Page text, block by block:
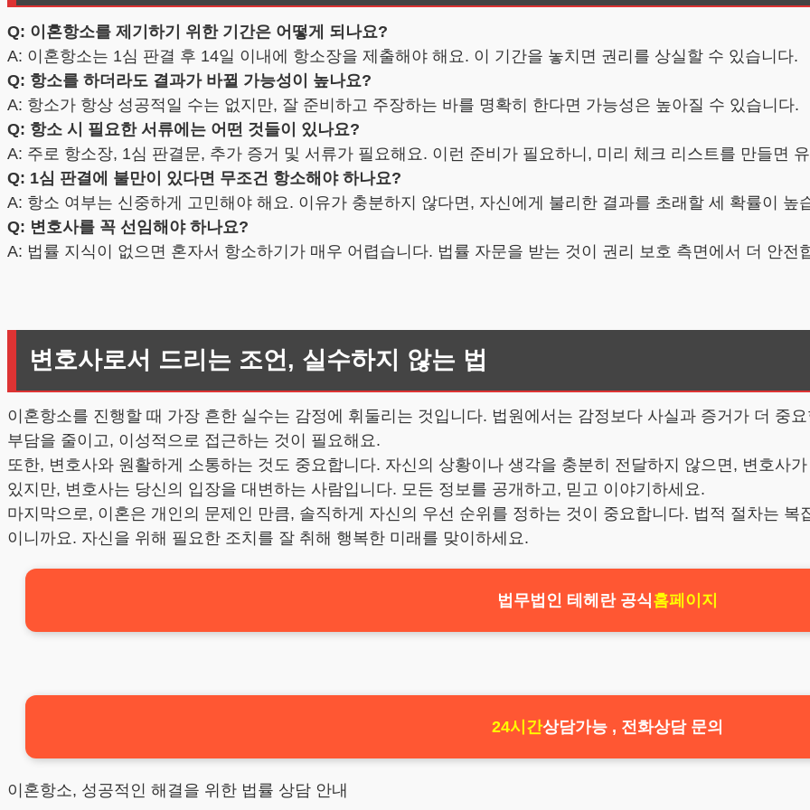
Q: 이혼항소를 제기하기 위한 기간은 어떻게 되나요?
A: 이혼항소는 1심 판결 후 14일 이내에 항소장을 제출해야 해요. 이 기간을 놓치면 권리를 상실할 수 있습니다.
Q: 항소를 하더라도 결과가 바뀔 가능성이 높나요?
A: 항소가 항상 성공적일 수는 없지만, 잘 준비하고 주장하는 바를 명확히 한다면 가능성은 높아질 수 있습니다.
Q: 항소 시 필요한 서류에는 어떤 것들이 있나요?
A: 주로 항소장, 1심 판결문, 추가 증거 및 서류가 필요해요. 이런 준비가 필요하니, 미리 체크 리스트를 만들면
Q: 1심 판결에 불만이 있다면 무조건 항소해야 하나요?
A: 항소 여부는 신중하게 고민해야 해요. 이유가 충분하지 않다면, 자신에게 불리한 결과를 초래할 세 확률이 높
Q: 변호사를 꼭 선임해야 하나요?
A: 법률 지식이 없으면 혼자서 항소하기가 매우 어렵습니다. 법률 자문을 받는 것이 권리 보호 측면에서 더 안전
변호사로서 드리는 조언, 실수하지 않는 법
이혼항소를 진행할 때 가장 흔한 실수는 감정에 휘둘리는 것입니다. 법원에서는 감정보다 사실과 증거가 더 중
부담을 줄이고, 이성적으로 접근하는 것이 필요해요.
또한, 변호사와 원활하게 소통하는 것도 중요합니다. 자신의 상황이나 생각을 충분히 전달하지 않으면, 변호사
있지만, 변호사는 당신의 입장을 대변하는 사람입니다. 모든 정보를 공개하고, 믿고 이야기하세요.
마지막으로, 이혼은 개인의 문제인 만큼, 솔직하게 자신의 우선 순위를 정하는 것이 중요합니다. 법적 절차는
이니까요. 자신을 위해 필요한 조치를 잘 취해 행복한 미래를 맞이하세요.
법무법인 테헤란 공식홈페이지
24시간상담가능 , 전화상담 문의
이혼항소, 성공적인 해결을 위한 법률 상담 안내